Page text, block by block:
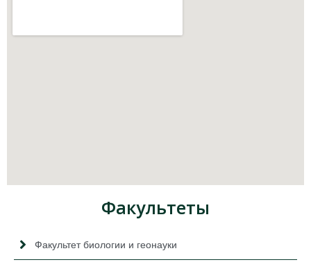
Факультеты
Факультет биологии и геонауки